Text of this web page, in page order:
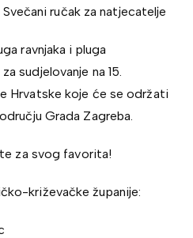
za natjecatelje
ravnjaka i pluga
sudjelovanje na 15.
Hrvatske koje će se održati
Grada Zagreba.
za svog favorita!
križevačke županije: